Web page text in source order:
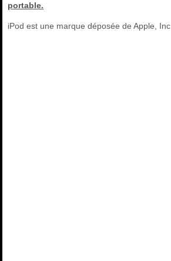
portable.
iPod est une marque déposée de Apple, Inc.